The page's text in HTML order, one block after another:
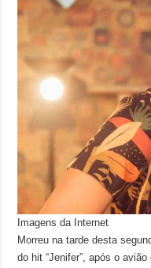
Imagens da Internet
Morreu na tarde desta
do hit “Jenifer”, após o